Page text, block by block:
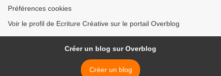
Préférences cookies
Voir le profil de Ecriture Créative sur le portail Overblog
Créer un blog sur Overblog
Créer un blog